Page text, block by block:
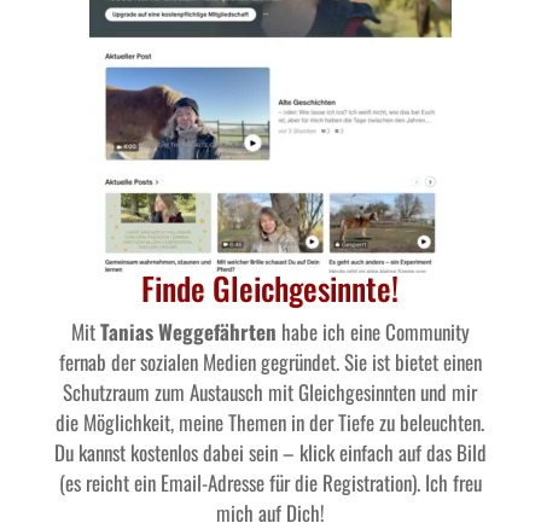
Finde Gleichgesinnte!
MitTanias Weggefährten habe ich eine Community
fernab der sozialen Medien gegründet. Sie ist bietet einen
Schutzraum zum Austausch mit Gleichgesinnten und mir
die Möglichkeit, meine Themen in der Tiefe zu beleuchten.
Du kannst kostenlos dabei sein – klick einfach auf das Bild
(es reicht ein Email-Adresse für die Registration). Ich freu
mich auf Dich!